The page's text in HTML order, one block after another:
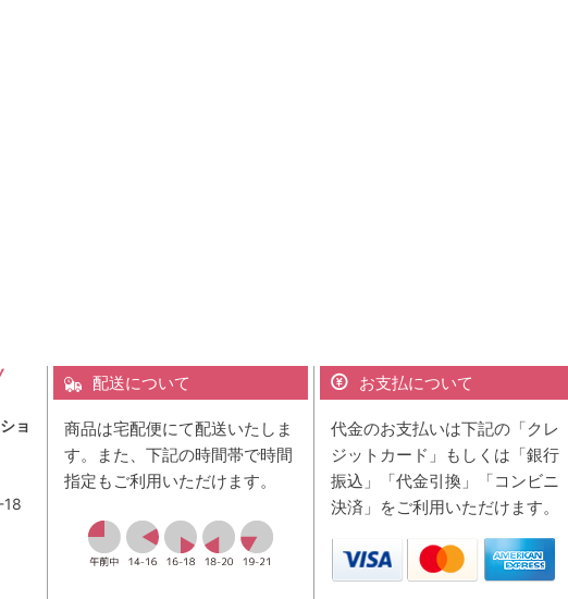
ョ
18
配送について
商品は宅配便にて配送いたしま
す。また、下記の時間帯で時間
指定もご利用いただけます。
お支払について
代金のお支払いは下記の「クレ
ジットカード」もしくは「銀行
振込」「代金引換」「コンビニ
決済」をご利用いただけます。